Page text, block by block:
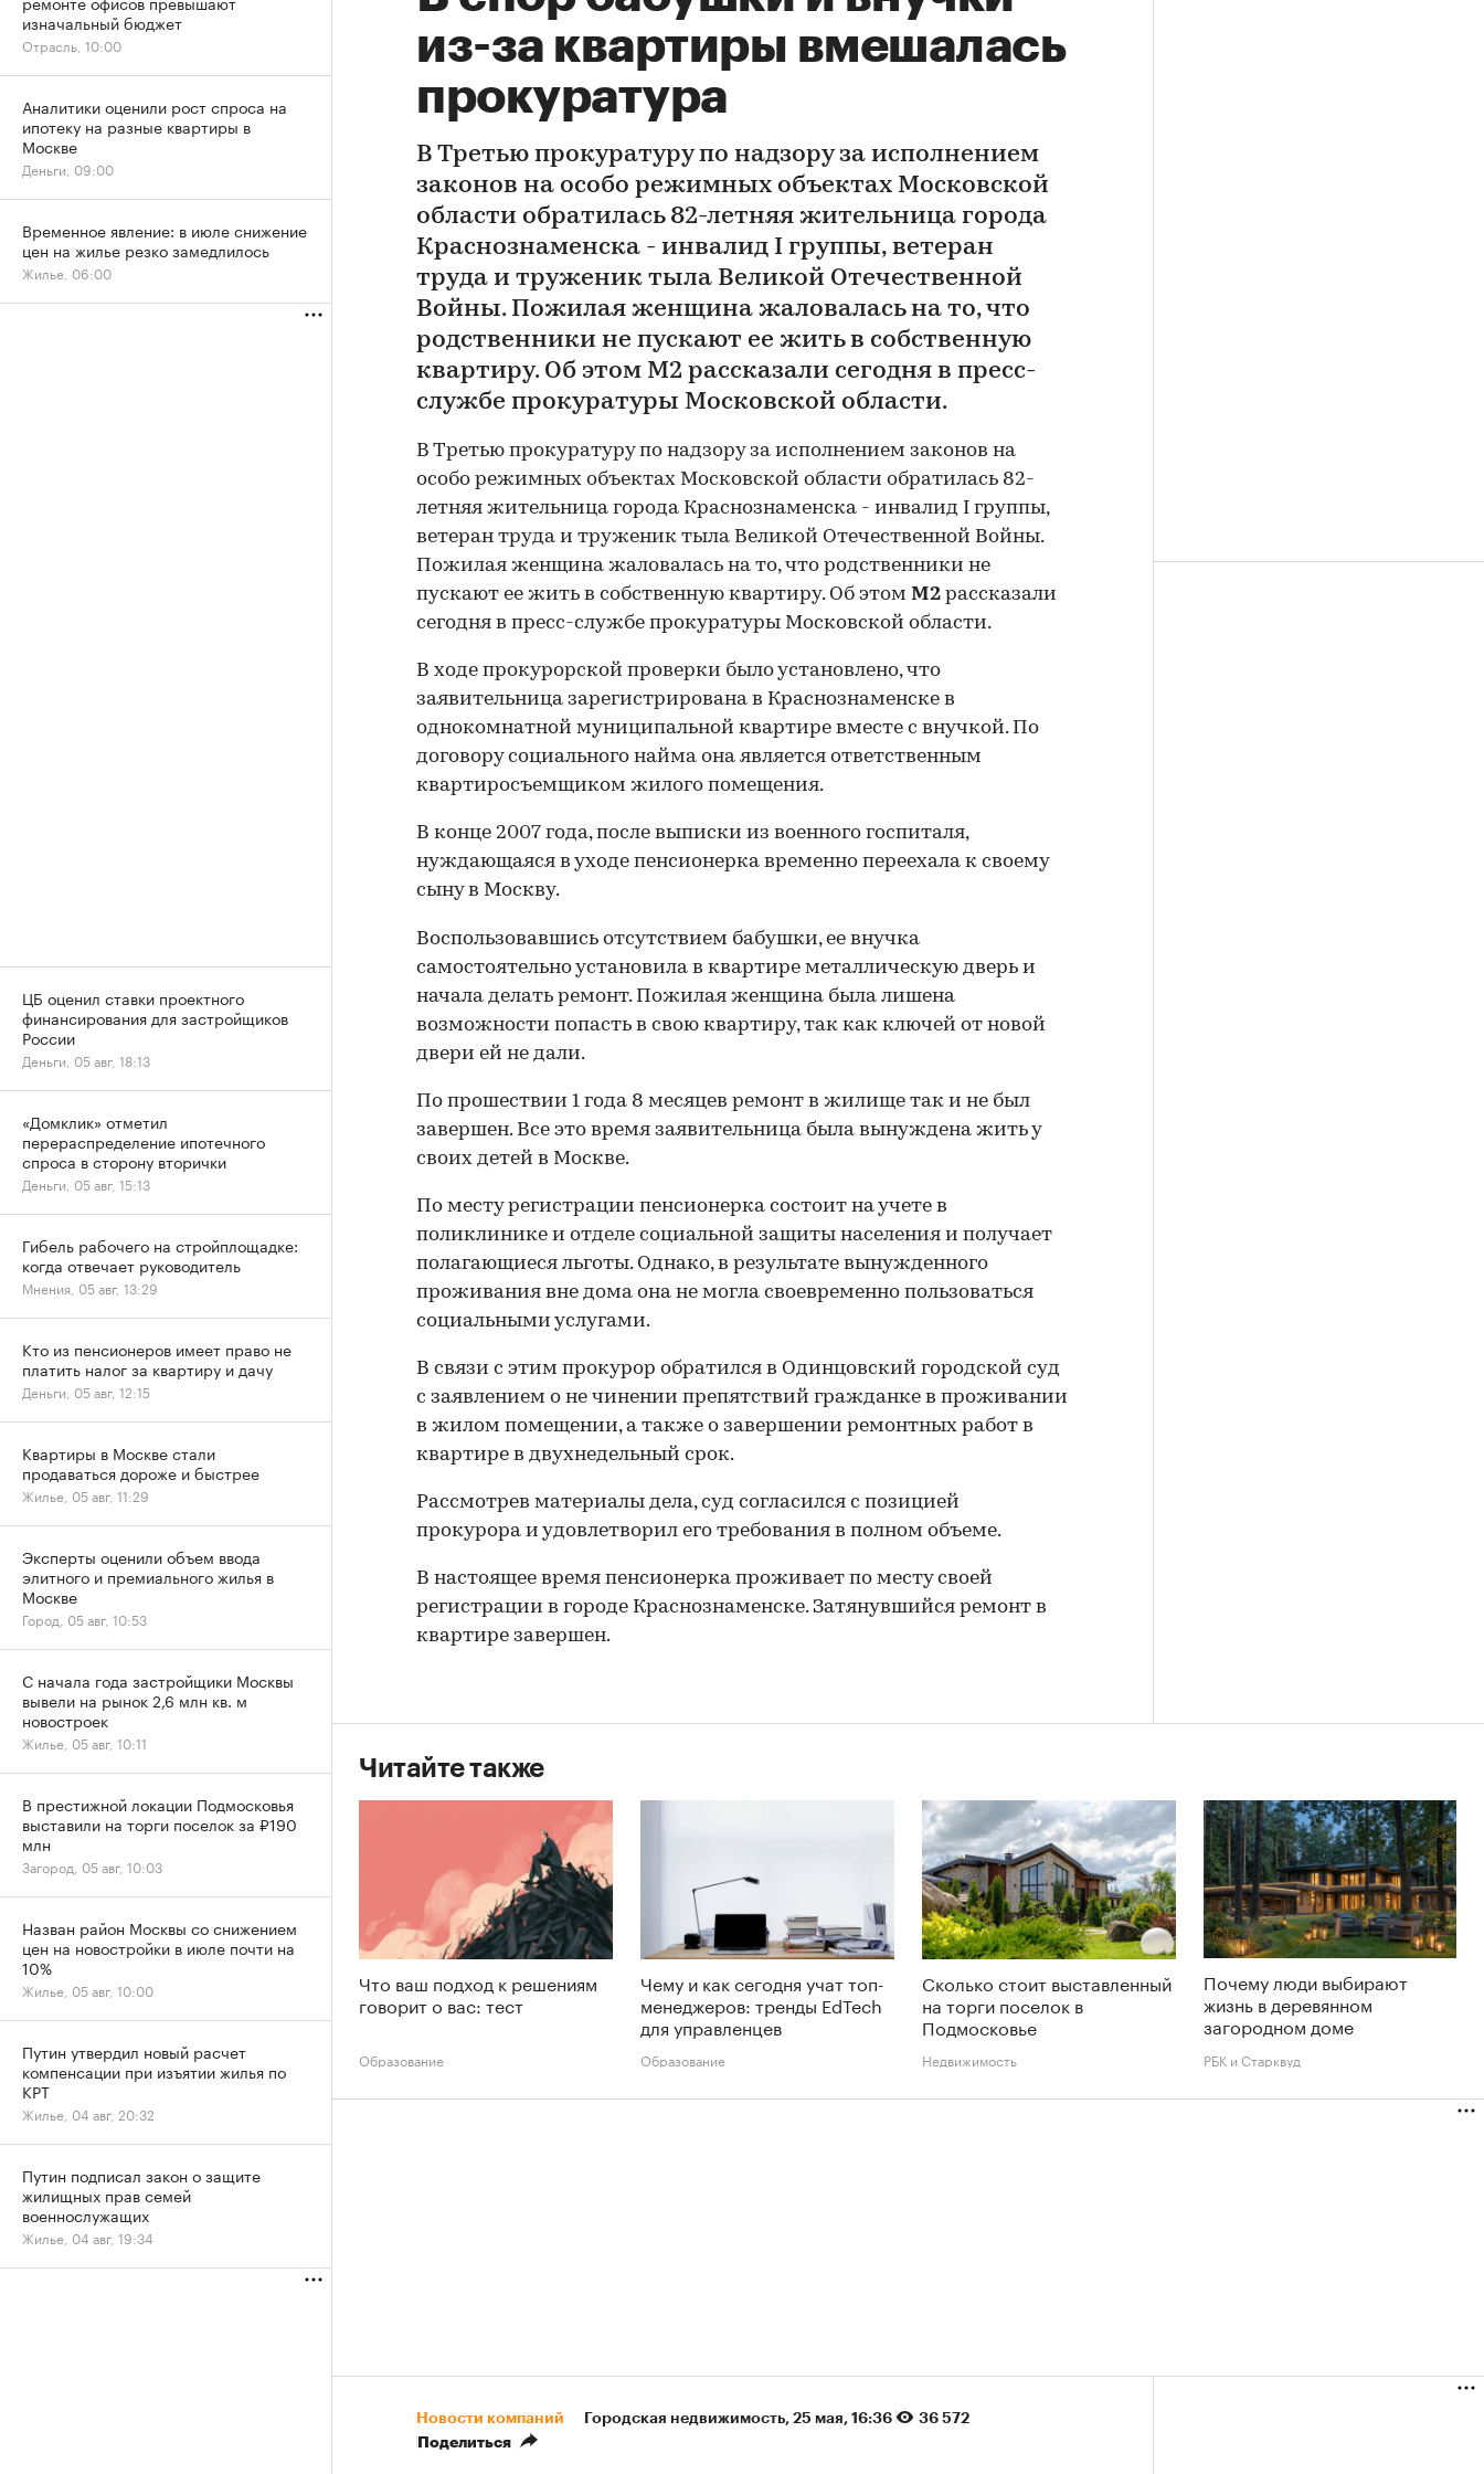
из-за квартиры вмешалась
прокуратура
В Третью прокуратуру по надзору за исполнением
законов на особо режимных объектах Московской
области обратилась 82-летняя жительница города
Краснознаменска - инвалид I группы, ветеран
труда и труженик тыла Великой Отечественной
Войны. Пожилая женщина жаловалась на то, что
родственники не пускают ее жить в собственную
квартиру. Об этом М2 рассказали сегодня в пресс-
службе прокуратуры Московской области.
В Третью прокуратуру по надзору за исполнением законов на
особо режимных объектах Московской области обратилась 82-
летняя жительница города Краснознаменска - инвалид I группы,
ветеран труда и труженик тыла Великой Отечественной Войны.
Пожилая женщина жаловалась на то, что родственники не
пускают ее жить в собственную квартиру. Об этом М2 рассказали
сегодня в пресс-службе прокуратуры Московской области.
В ходе прокурорской проверки было установлено, что
заявительница зарегистрирована в Краснознаменске в
однокомнатной муниципальной квартире вместе с внучкой. По
договору социального найма она является ответственным
квартиросъемщиком жилого помещения.
В конце 2007 года, после выписки из военного госпиталя,
нуждающаяся в уходе пенсионерка временно переехала к своему
сыну в Москву.
00:00 / 00:00
Воспользовавшись отсутствием бабушки, ее внучка
самостоятельно установила в квартире металлическую дверь и
начала делать ремонт. Пожилая женщина была лишена
возможности попасть в свою квартиру, так как ключей от новой
двери ей не дали.
По прошествии 1 года 8 месяцев ремонт в жилище так и не был
завершен. Все это время заявительница была вынуждена жить у
своих детей в Москве.
По месту регистрации пенсионерка состоит на учете в
поликлинике и отделе социальной защиты населения и получает
полагающиеся льготы. Однако, в результате вынужденного
проживания вне дома она не могла своевременно пользоваться
социальными услугами.
В связи с этим прокурор обратился в Одинцовский городской суд
с заявлением о не чинении препятствий гражданке в проживании
в жилом помещении, а также о завершении ремонтных работ в
квартире в двухнедельный срок.
Рассмотрев материалы дела, суд согласился с позицией
прокурора и удовлетворил его требования в полном объеме.
В настоящее время пенсионерка проживает по месту своей
регистрации в городе Краснознаменске. Затянувшийся ремонт в
квартире завершeн.
Читайте также
Что ваш подход к решениям
говорит о вас: тест
Образование
Чему и как сегодня учат топ-
менеджеров: тренды EdTech
для управленцев
Образование
Сколько стоит выставленный
на торги поселок в
Подмосковье
Недвижимость
Почему люди выбирают
жизнь в деревянном
загородном доме
РБК и Старквуд
Новости компаний Городская недвижимость⁠, 25 мая, 16:36
36 572
Поделиться
изначальный бюджет
Отрасль, 10:00
Аналитики оценили рост спроса на
ипотеку на разные квартиры в
Москве
Деньги, 09:00
Временное явление: в июле снижение
цен на жилье резко замедлилось
Жилье, 06:00
ЦБ оценил ставки проектного
финансирования для застройщиков
России
Деньги, 05 авг, 18:13
«Домклик» отметил
перераспределение ипотечного
спроса в сторону вторички
Деньги, 05 авг, 15:13
Гибель рабочего на стройплощадке:
когда отвечает руководитель
Мнения, 05 авг, 13:29
Кто из пенсионеров имеет право не
платить налог за квартиру и дачу
Деньги, 05 авг, 12:15
Квартиры в Москве стали
продаваться дороже и быстрее
Жилье, 05 авг, 11:29
Эксперты оценили объем ввода
элитного и премиального жилья в
Москве
Город, 05 авг, 10:53
С начала года застройщики Москвы
вывели на рынок 2,6 млн кв. м
новостроек
Жилье, 05 авг, 10:11
В престижной локации Подмосковья
выставили на торги поселок за ₽190
млн
Загород, 05 авг, 10:03
Назван район Москвы со снижением
цен на новостройки в июле почти на
10%
Жилье, 05 авг, 10:00
Путин утвердил новый расчет
компенсации при изъятии жилья по
КРТ
Жилье, 04 авг, 20:32
Путин подписал закон о защите
жилищных прав семей
военнослужащих
Жилье, 04 авг, 19:34